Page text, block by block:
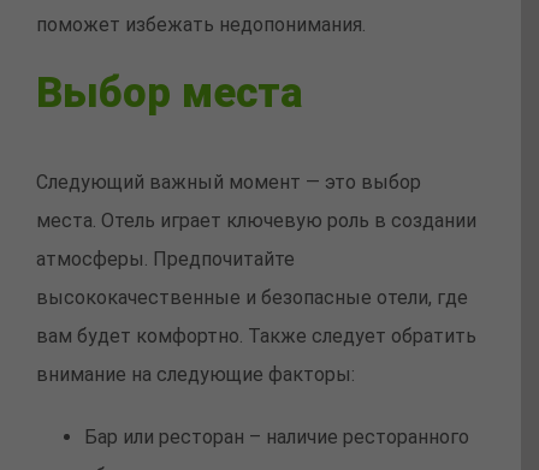
поможет избежать недопонимания.
Выбор места
Следующий важный момент — это выбор
места. Отель играет ключевую роль в создании
атмосферы. Предпочитайте
высококачественные и безопасные отели, где
вам будет комфортно. Также следует обратить
внимание на следующие факторы:
Бар или ресторан – наличие ресторанного